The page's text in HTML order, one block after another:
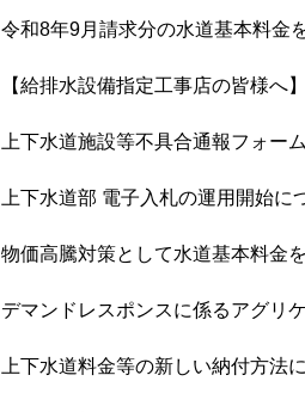
令和8年9月請求分の水道基本料金
【給排水設備指定工事店の皆様へ
上下水道施設等不具合通報フォーム
上下水道部 電子入札の運用開始に
物価高騰対策として水道基本料金
デマンドレスポンスに係るアグリ
上下水道料金等の新しい納付方法